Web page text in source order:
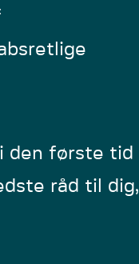
den første tid
råd til dig,